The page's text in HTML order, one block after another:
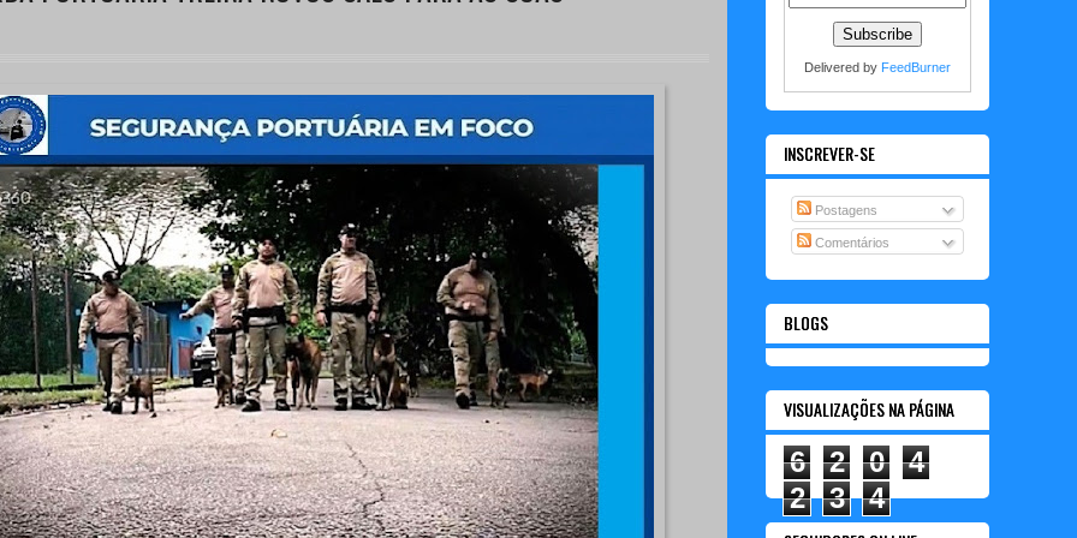
Delivered by FeedBurner
INSCREVER-SE
Postagens
Comentários
BLOGS
VISUALIZAÇÕES NA PÁGINA
6 2 0
4
2
3 4